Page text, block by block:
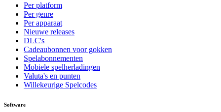
Per platform
Per genre
Per apparaat
Nieuwe releases
DLC's
Cadeaubonnen voor gokken
Spelabonnementen
Mobiele spelherladingen
Valuta's en punten
Willekeurige Spelcodes
Software